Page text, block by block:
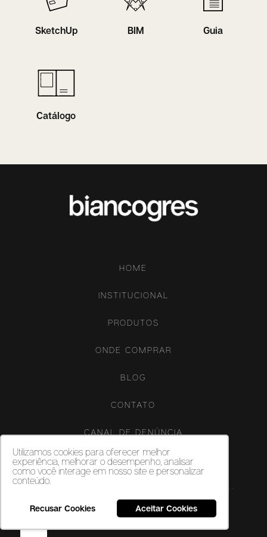
Utilizamos cookies para oferecer melhor
experiência, melhorar o desempenho, analisar
como você interage em nosso site e personalizar
conteúdo.
Recusar Cookies Aceitar Cookies
SketchUp BIM Guia
Catálogo
HOME
INSTITUCIONAL
PRODUTOS
ONDE COMPRAR
BLOG
CONTATO
CANAL DE DENÚNCIA
Copyright ©‎ 2026. Porcelanatos, revestimentos cerâmicos e vinílicos -